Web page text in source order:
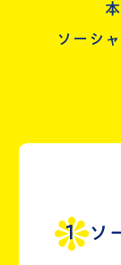
ソーシ
ソ